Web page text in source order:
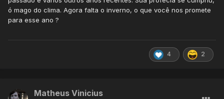
ó mago do clima. Agora falta o inverno, o que você nos promete
para esse ano ?
4 2
Matheus Vinicius